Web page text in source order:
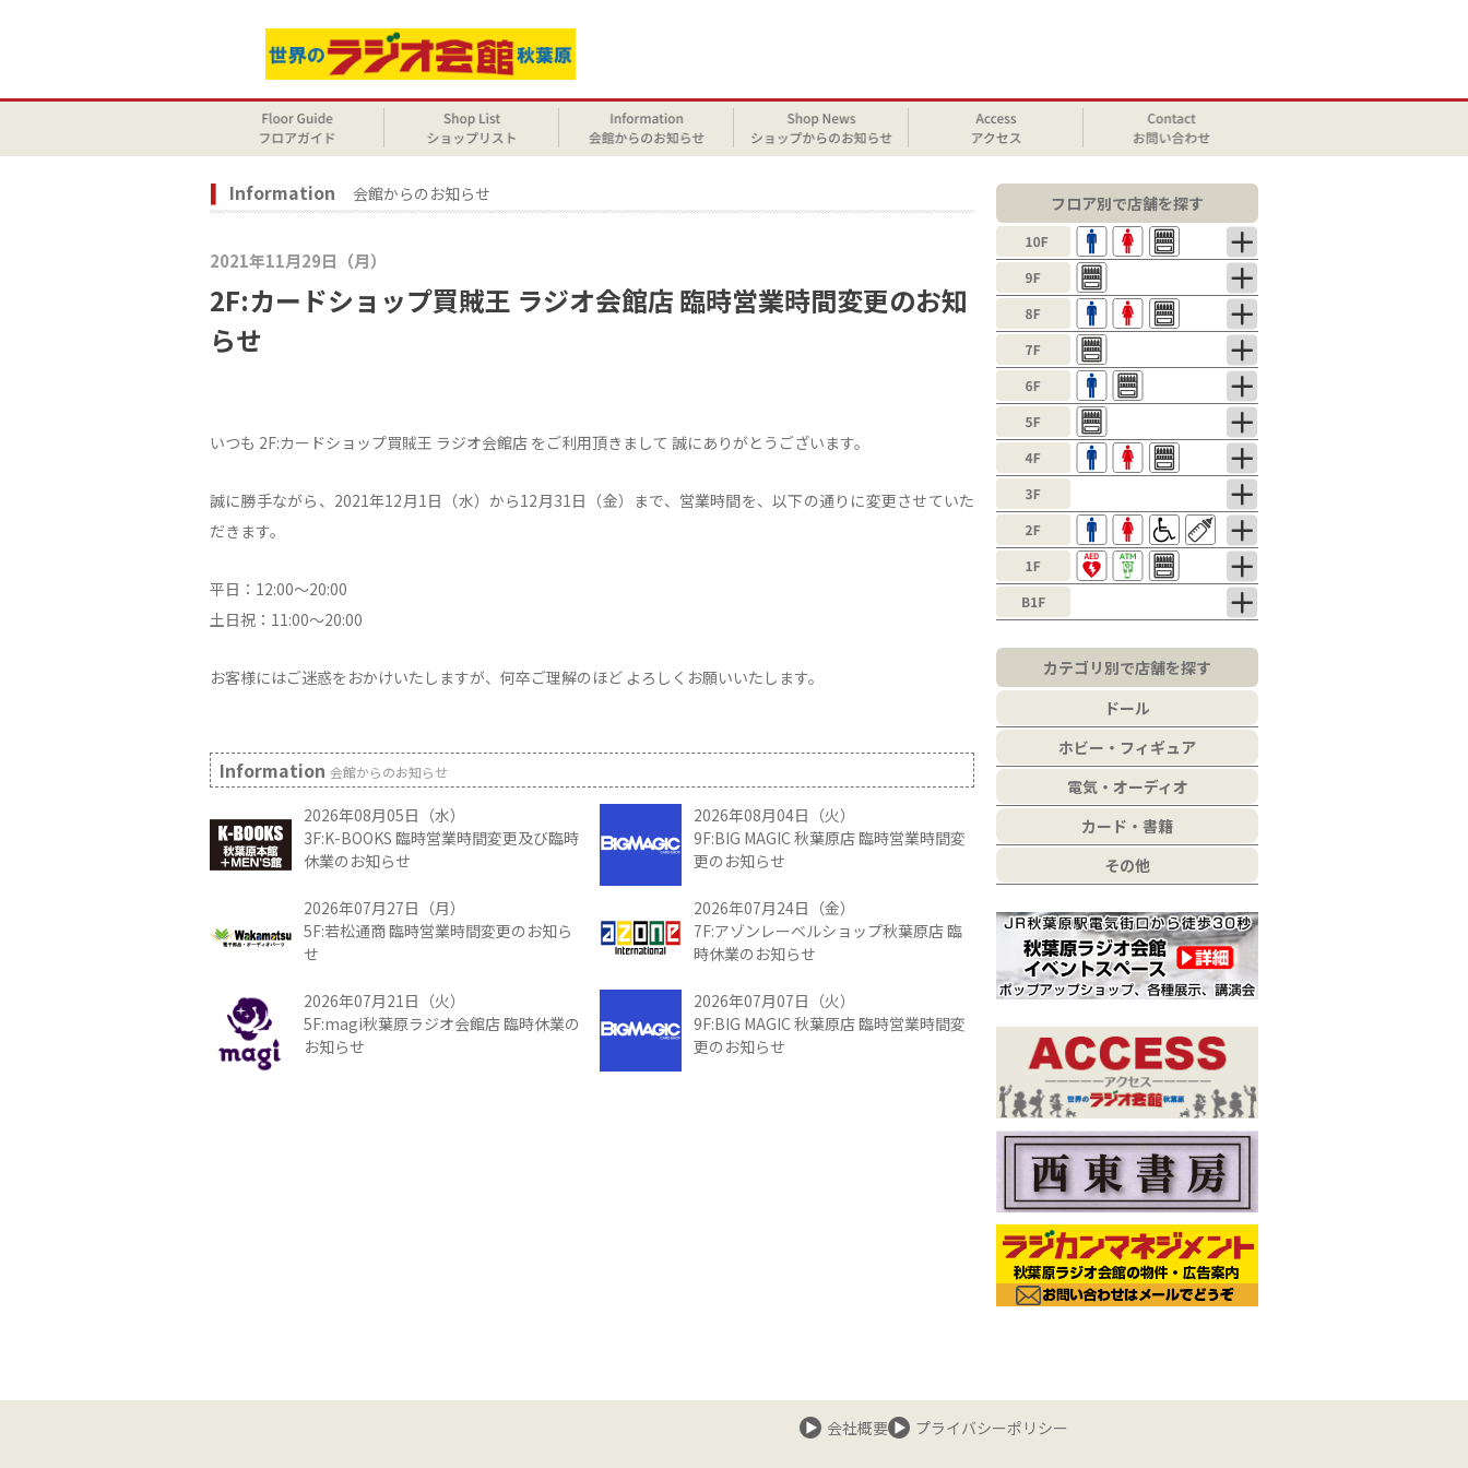
Information 会館からのお知らせ
2021年11月29日（月）
2F:カードショップ買賊王 ラジオ会館店 臨時営業時間変更のお知
らせ
いつも 2F:カードショップ買賊王 ラジオ会館店 をご利用頂きまして 誠にありがとうございます。
誠に勝手ながら、2021年12月1日（水）から12月31日（金）まで、営業時間を、以下の通りに変更させていた
だきます。
平日：12:00～20:00
土日祝：11:00～20:00
お客様にはご迷惑をおかけいたしますが、何卒ご理解のほど よろしくお願いいたします。
Information 会館からのお知らせ
2026年08月05日（水）
3F:K-BOOKS 臨時営業時間変更及び臨時
休業のお知らせ
2026年08月04日（火）
9F:BIG MAGIC 秋葉原店 臨時営業時間変
更のお知らせ
2026年07月27日（月）
5F:若松通商 臨時営業時間変更のお知ら
せ
2026年07月24日（金）
7F:アゾンレーベルショップ秋葉原店 臨
時休業のお知らせ
2026年07月21日（火）
5F:magi秋葉原ラジオ会館店 臨時休業の
お知らせ
2026年07月07日（火）
9F:BIG MAGIC 秋葉原店 臨時営業時間変
更のお知らせ
フロア別で店舗を探す
カテゴリ別で店舗を探す
ドール
ホビー・フィギュア
電気・オーディオ
カード・書籍
その他
会社概要 プライバシーポリシー